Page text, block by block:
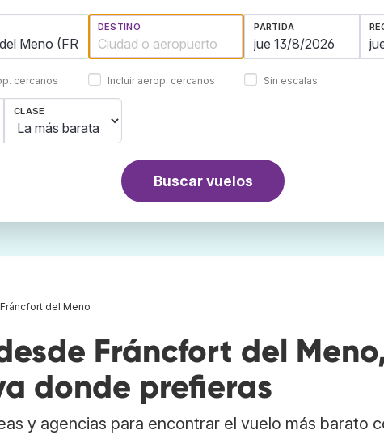
cercanos
DESTINO
Incluir aerop. cercanos
PARTIDA
Sin escalas
CLASE
Buscar vuelos
del Meno
Fráncfort del
donde prefieras
y agencias para encontrar el vuelo más barato